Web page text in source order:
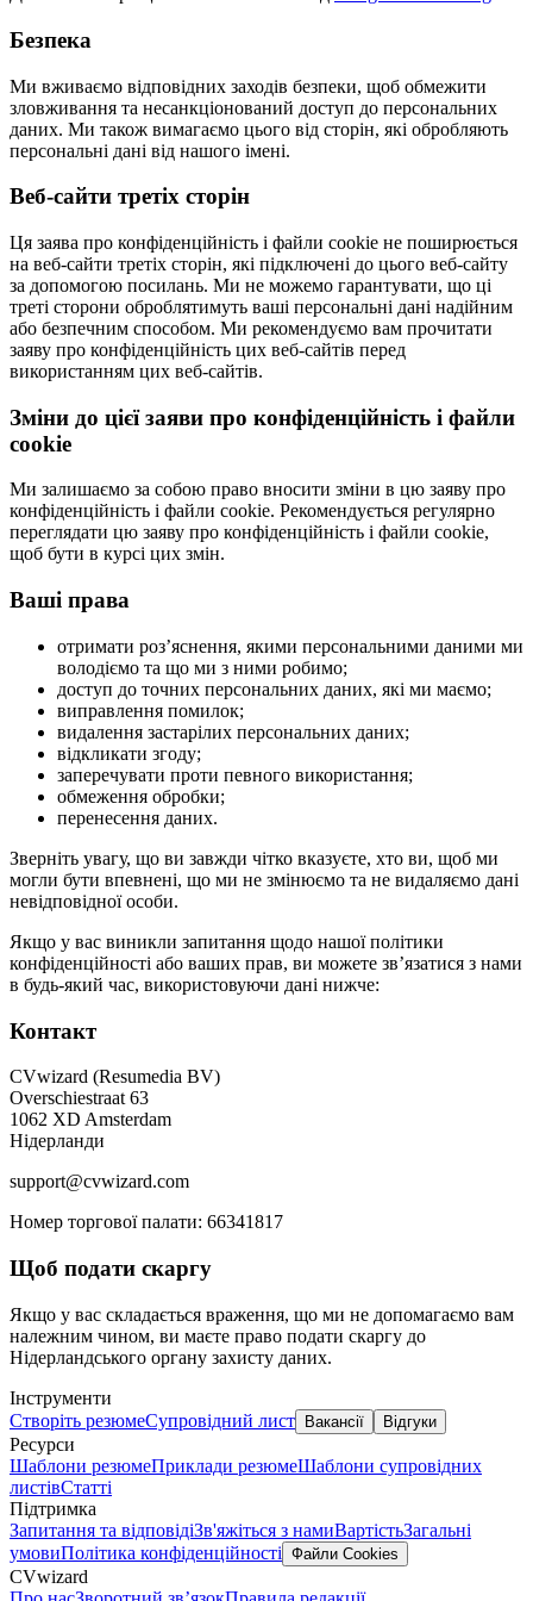
Безпека
Ми вживаємо відповідних заходів безпеки, щоб обмежити
зловживання та несанкціонований доступ до персональних
даних. Ми також вимагаємо цього від сторін, які обробляють
персональні дані від нашого імені.
Веб-сайти третіх сторін
Ця заява про конфіденційність і файли cookie не поширюється
на веб-сайти третіх сторін, які підключені до цього веб-сайту
за допомогою посилань. Ми не можемо гарантувати, що ці
треті сторони оброблятимуть ваші персональні дані надійним
або безпечним способом. Ми рекомендуємо вам прочитати
заяву про конфіденційність цих веб-сайтів перед
використанням цих веб-сайтів.
Зміни до цієї заяви про конфіденційність і файли
cookie
Ми залишаємо за собою право вносити зміни в цю заяву про
конфіденційність і файли cookie. Рекомендується регулярно
переглядати цю заяву про конфіденційність і файли cookie,
щоб бути в курсі цих змін.
Ваші права
отримати роз’яснення, якими персональними даними ми
володіємо та що ми з ними робимо;
доступ до точних персональних даних, які ми маємо;
виправлення помилок;
видалення застарілих персональних даних;
відкликати згоду;
заперечувати проти певного використання;
обмеження обробки;
перенесення даних.
Зверніть увагу, що ви завжди чітко вказуєте, хто ви, щоб ми
могли бути впевнені, що ми не змінюємо та не видаляємо дані
невідповідної особи.
Якщо у вас виникли запитання щодо нашої політики
конфіденційності або ваших прав, ви можете зв’язатися з нами
в будь-який час, використовуючи дані нижче:
Контакт
CVwizard (Resumedia BV)
Overschiestraat 63
1062 XD Amsterdam
Нідерланди
support@cvwizard.com
Номер торгової палати: 66341817
Щоб подати скаргу
Якщо у вас складається враження, що ми не допомагаємо вам
належним чином, ви маєте право подати скаргу до
Нідерландського органу захисту даних.
Інструменти
Створіть резюмеСупровідний лист Вакансії Відгуки
Ресурси
Шаблони резюмеПриклади резюмеШаблони супровідних
листівСтатті
Підтримка
Запитання та відповідіЗв'яжіться з намиВартістьЗагальні
умовиПолітика конфіденційності Файли Cookies
CVwizard